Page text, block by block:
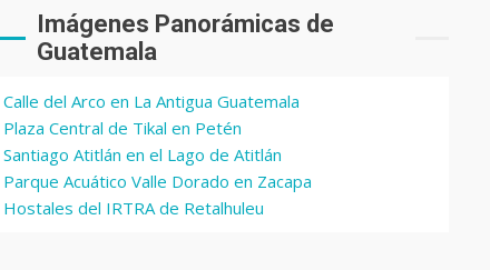
Imágenes Panorámicas de
Guatemala
Calle del Arco en La Antigua Guatemala
Plaza Central de Tikal en Petén
Santiago Atitlán en el Lago de Atitlán
Parque Acuático Valle Dorado en Zacapa
Hostales del IRTRA de Retalhuleu